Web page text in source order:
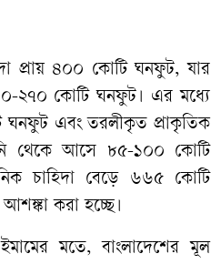
প্রায় ৪০০ কোটি ঘনফুট, যার
২৭০ কোটি ঘনফুট। এর মধ্যে
ঘনফুট এবং তরলীকৃত প্রাকৃতিক
থেকে আসে ৮৫-১০০ কোটি
চাহিদা বেড়ে ৬৬৫ কোটি
করা হচ্ছে।
মতে, বাংলাদেশের মূল